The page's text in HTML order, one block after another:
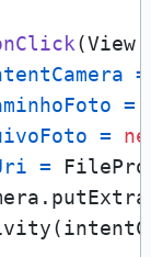
(View
=
=
=
=